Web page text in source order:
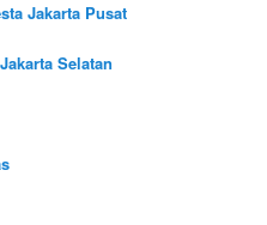
Jakarta Pusat
Selatan